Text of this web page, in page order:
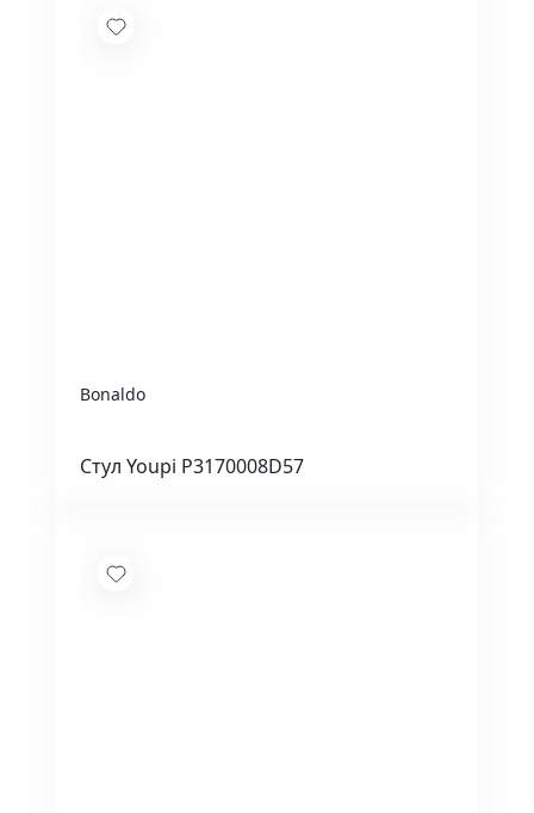
Bonaldo
Стул Youpi P3170008D57